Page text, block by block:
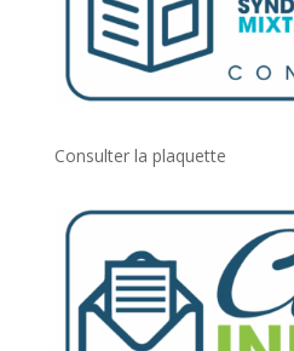
Consulter la plaquette